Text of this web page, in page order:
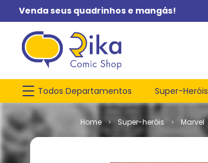
Venda seus quadrinhos e mangás!
Todos Departamentos Super-Heróis
Super-heróis Marvel